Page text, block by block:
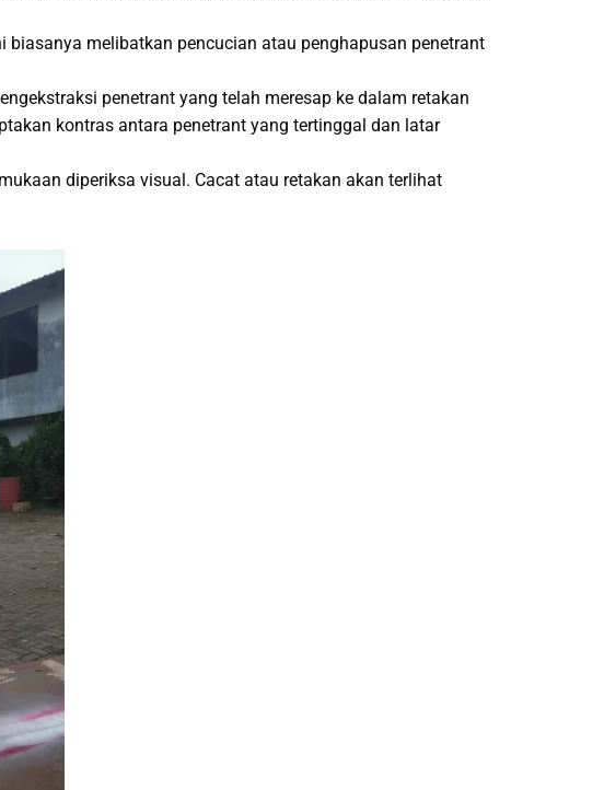
biasanya melibatkan pencucian atau penghapusan penetrant
penetrant yang telah meresap ke dalam retakan
kontras antara penetrant yang tertinggal dan latar
diperiksa visual. Cacat atau retakan akan terlihat